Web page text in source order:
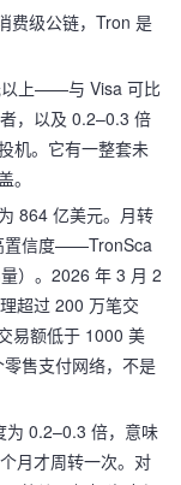
费级公链，Tron 是
以上——与 Visa 可比
，以及 0.2–0.3 倍
机。它有一整套未
。
864 亿美元。月转
置信度——TronSca
）。2026 年 3 月 2
超过 200 万笔交
易额低于 1000 美
售支付网络，不是
为 0.2–0.3 倍，意味
月才周转一次。对